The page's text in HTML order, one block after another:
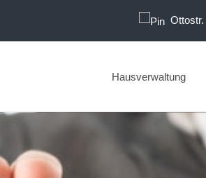
Ottostr.
Hausverwaltung